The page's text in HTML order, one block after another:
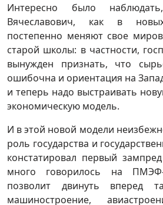
Интересно было
Вячеславович, как в новых
постепенно меняют свое
старой школы: в частности,
вынужден признать, что
ошибочна и ориентация на
и теперь надо выстраивать
экономическую модель.
И в этой новой модели
роль государства и
констатировал первый
много говорилось на
позволит двинуть вперед
машиностроение,